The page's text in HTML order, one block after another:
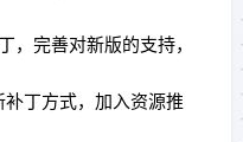
，完善对新版的支持，
补丁方式，加入资源推